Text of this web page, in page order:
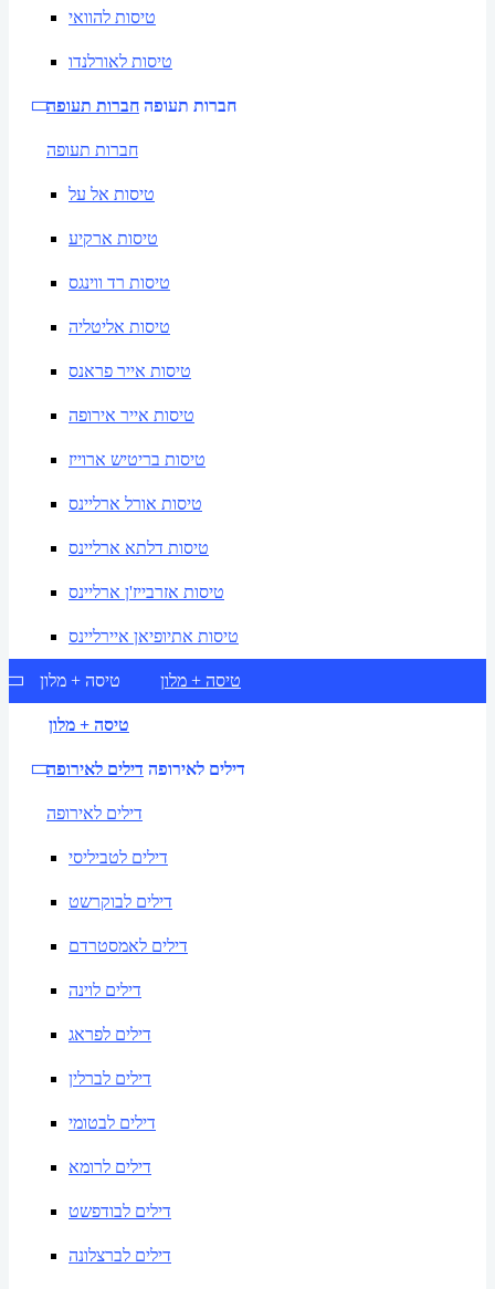
טיסות להוואי
טיסות לאורלנדו
חברות תעופה חברות תעופה
חברות תעופה
טיסות אל על
טיסות ארקיע
טיסות רד ווינגס
טיסות אליטליה
טיסות אייר פראנס
טיסות אייר אירופה
טיסות בריטיש ארוייז
טיסות אורל ארליינס
טיסות דלתא ארליינס
טיסות אזרבייז'ן ארליינס
טיסות אתיופיאן איירליינס
טיסה + מלון טיסה + מלון
טיסה + מלון
דילים לאירופה דילים לאירופה
דילים לאירופה
דילים לטביליסי
דילים לבוקרשט
דילים לאמסטרדם
דילים לוינה
דילים לפראג
דילים לברלין
דילים לבטומי
דילים לרומא
דילים לבודפשט
דילים לברצלונה